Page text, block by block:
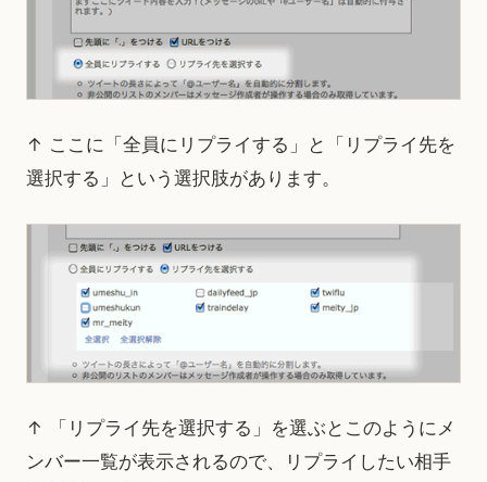
↑ ここに「全員にリプライする」と「リプライ先を
選択する」という選択肢があります。
↑ 「リプライ先を選択する」を選ぶとこのようにメ
ンバー一覧が表示されるので、リプライしたい相手